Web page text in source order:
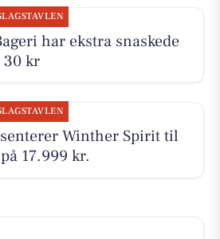
har ekstra snaskede
kr
Winther Spirit til
17.999 kr.